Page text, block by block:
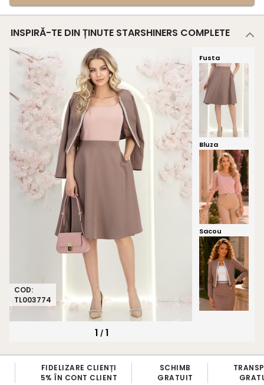
INSPIRĂ-TE DIN ȚINUTE STARSHINERS COMPLETE
COD:
TL003774
1 /1
Fusta
Bluza
Sacou
FIDELIZARE CLIENȚI
5% ÎN CONT CLIENT
SCHIMB
GRATUIT